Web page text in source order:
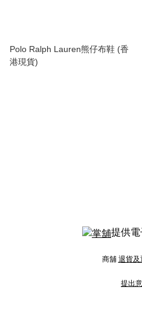
Polo Ralph Lauren熊仔布鞋 (香
港現貨)
提供
商舖 退貨及
提出